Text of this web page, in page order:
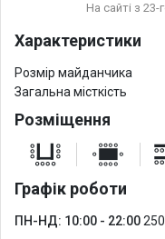
На сайті з
Характеристики
Розмір майданчика
Загальна місткість
Розміщення
Графік роботи
ПН-НД: 10:00 - 22:00